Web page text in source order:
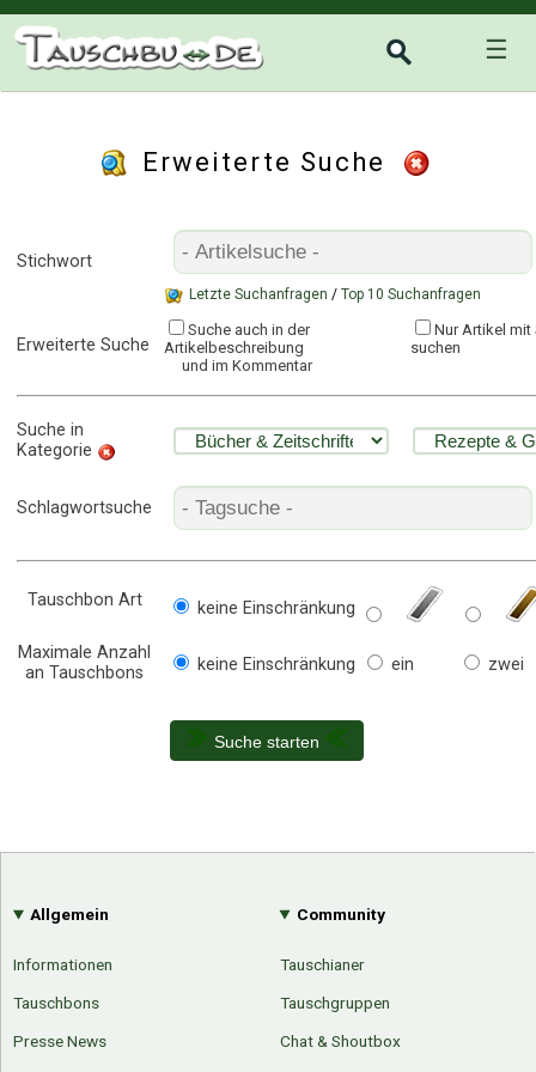
☰
Erweiterte Suche
Stichwort
Letzte Suchanfragen / Top 10 Suchanfragen
Erweiterte Suche
Suche auch in der
Artikelbeschreibung
und im Kommentar
Nur Artikel
suchen
Suche in
Kategorie
Schlagwortsuche
Tauschbon Art keine Einschränkung
Maximale Anzahl
an Tauschbons
keine Einschränkung ein zwei
Suche starten
Allgemein
Informationen
Tauschbons
Presse News
Community
Tauschianer
Tauschgruppen
Chat & Shoutbox